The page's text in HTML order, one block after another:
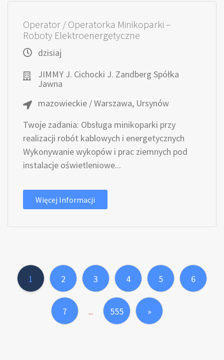
Operator / Operatorka Minikoparki –
Roboty Elektroenergetyczne
dzisiaj
JIMMY J. Cichocki J. Zandberg Spółka
Jawna
mazowieckie / Warszawa, Ursynów
Twoje zadania: Obsługa minikoparki przy
realizacji robót kablowych i energetycznych
Wykonywanie wykopów i prac ziemnych pod
instalacje oświetleniowe...
Więcej Informacji
1 2 3 4 5 6
7 ... 555 »